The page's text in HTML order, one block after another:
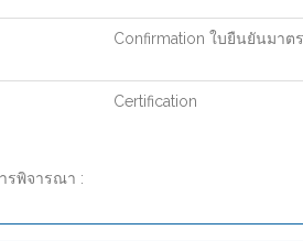
Confirmation ใบยืนยันมาต
Certification
รพิจารณา :